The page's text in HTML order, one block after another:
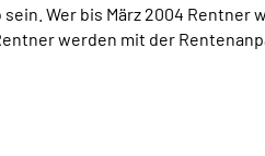
Wer bis März 2004 Rentner
werden mit der